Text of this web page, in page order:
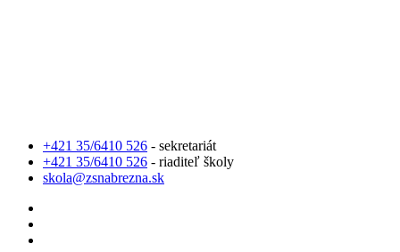
+421 35/6410 526 - sekretariát
+421 35/6410 526 - riaditeľ školy
skola@zsnabrezna.sk